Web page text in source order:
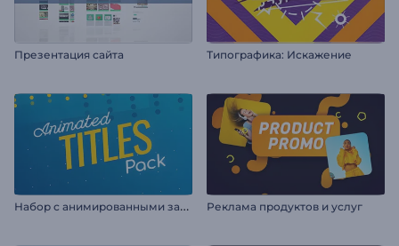
Презентация сайтa Типографика: Искажение
Н
абор с анимированными заголовками Реклама продуктов и услуг